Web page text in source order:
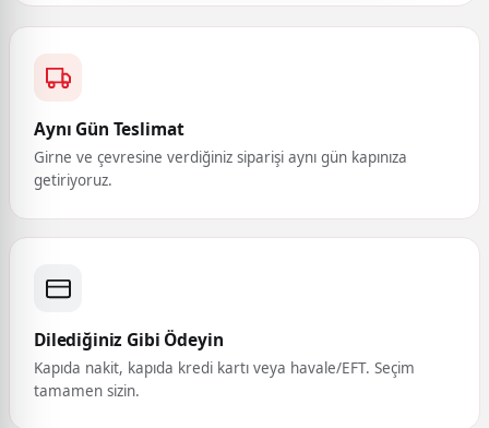
Aynı Gün Teslimat
Girne ve çevresine verdiğiniz siparişi aynı gün kapınıza
getiriyoruz.
Dilediğiniz Gibi Ödeyin
Kapıda nakit, kapıda kredi kartı veya havale/EFT. Seçim
tamamen sizin.